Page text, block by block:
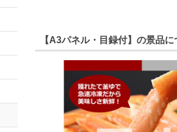
【A3パネル・目録付】の景品に